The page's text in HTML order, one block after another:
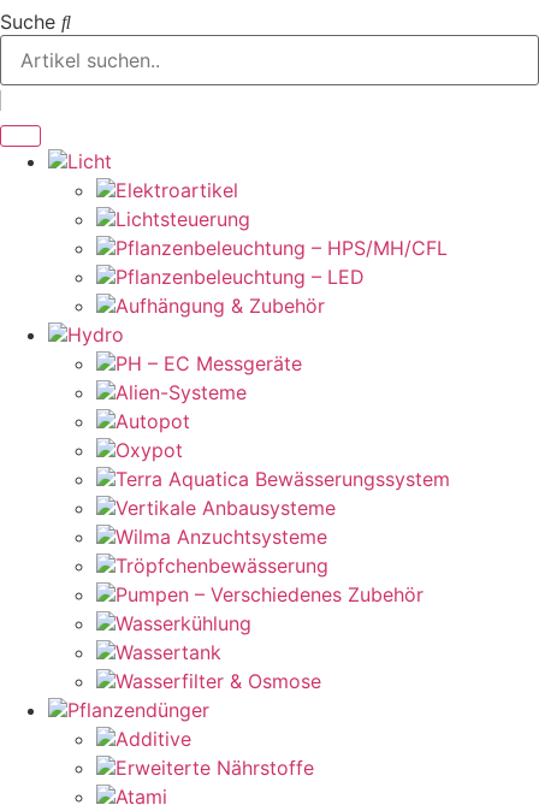
Suche
Licht
Elektroartikel
Lichtsteuerung
Pflanzenbeleuchtung – HPS/MH/CFL
Pflanzenbeleuchtung – LED
Aufhängung & Zubehör
Hydro
PH – EC Messgeräte
Alien-Systeme
Autopot
Oxypot
Terra Aquatica Bewässerungssystem
Vertikale Anbausysteme
Wilma Anzuchtsysteme
Tröpfchenbewässerung
Pumpen – Verschiedenes Zubehör
Wasserkühlung
Wassertank
Wasserfilter & Osmose
Pflanzendünger
Additive
Erweiterte Nährstoffe
Atami